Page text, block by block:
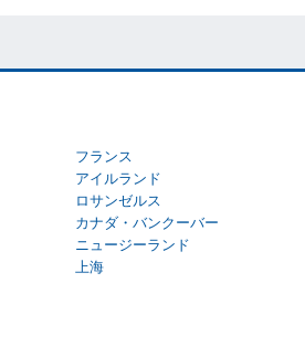
フランス
アイルランド
ロサンゼルス
カナダ・バンクーバー
ニュージーランド
上海